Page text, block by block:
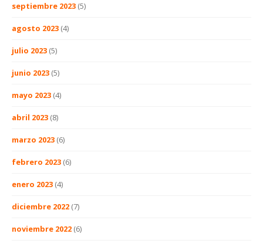
septiembre 2023 (5)
agosto 2023 (4)
julio 2023 (5)
junio 2023 (5)
mayo 2023 (4)
abril 2023 (8)
marzo 2023 (6)
febrero 2023 (6)
enero 2023 (4)
diciembre 2022 (7)
noviembre 2022 (6)